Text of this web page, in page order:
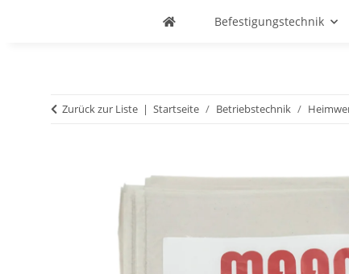
Befestigungstechnik
Zurück zur Liste Startseite Betriebstechnik